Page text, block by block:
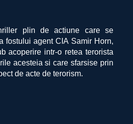
plin de actiune care se
fostului agent CIA Samir Horn,
acoperire intr-o retea terorista
acesteia si care sfarsise prin
de acte de terorism.